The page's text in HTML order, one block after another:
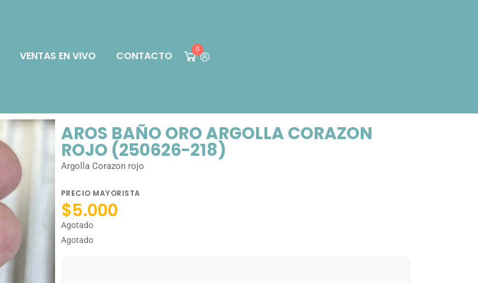
VENTAS EN VIVO CONTACTO 0
AROS BAÑO ORO ARGOLLA CORAZON
ROJO (250626-218)
Argolla Corazon rojo
PRECIO MAYORISTA
$5.000
Agotado
Agotado